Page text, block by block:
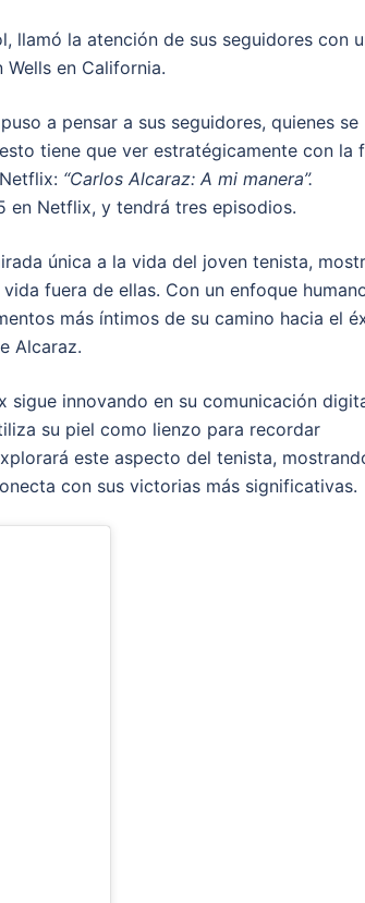
llamó la atención de sus seguidores con
en California.
a pensar a sus seguidores, quienes se
tiene que ver estratégicamente con la
“Carlos Alcaraz: A mi manera”.
en Netflix, y tendrá tres episodios.
única a la vida del joven tenista,
fuera de ellas. Con un enfoque
más íntimos de su camino hacia el
Alcaraz.
sigue innovando en su comunicación
su piel como lienzo para recordar
este aspecto del tenista,
con sus victorias más significativas.